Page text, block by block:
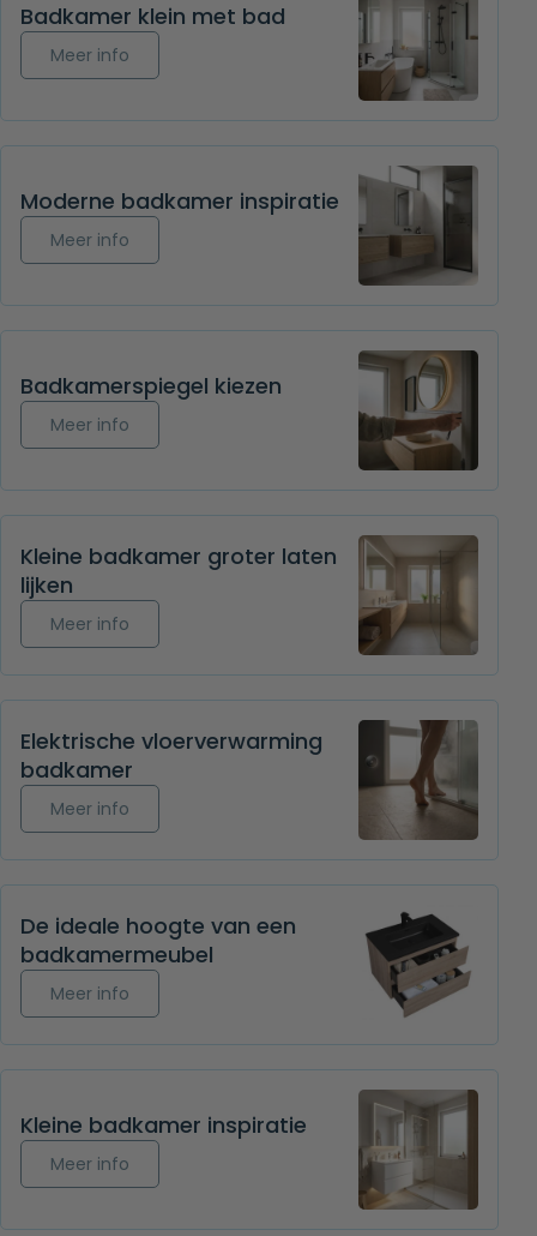
Badkamer klein met bad
Meer info Meer info over Badkamer klein met bad
Moderne badkamer inspiratie
Meer info Meer info over Moderne badkamer inspiratie
Badkamerspiegel kiezen
Meer info Meer info over Badkamerspiegel kiezen
Kleine badkamer groter laten
lijken
Meer info Meer info over Kleine badkamer groter laten
Elektrische vloerverwarming
badkamer
Meer info Meer info over Elektrische vloerverwarming
De ideale hoogte van een
badkamermeubel
Meer info Meer info over De ideale hoogte van een
Kleine badkamer inspiratie
Meer info Meer info over Kleine badkamer inspiratie